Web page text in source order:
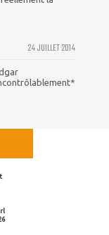
24 JUILLET 2014